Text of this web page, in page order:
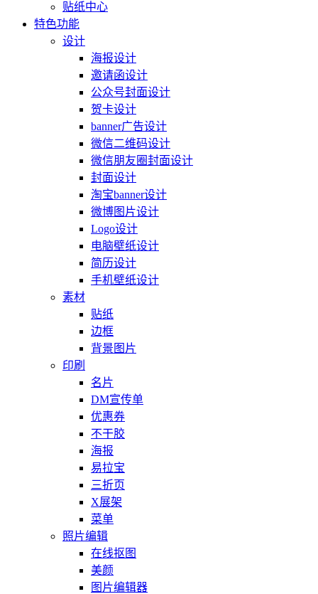
贴纸中心
特色功能
设计
海报设计
邀请函设计
公众号封面设计
贺卡设计
banner广告设计
微信二维码设计
微信朋友圈封面设计
封面设计
淘宝banner设计
微博图片设计
Logo设计
电脑壁纸设计
简历设计
手机壁纸设计
素材
贴纸
边框
背景图片
印刷
名片
DM宣传单
优惠券
不干胶
海报
易拉宝
三折页
X展架
菜单
照片编辑
在线抠图
美颜
图片编辑器